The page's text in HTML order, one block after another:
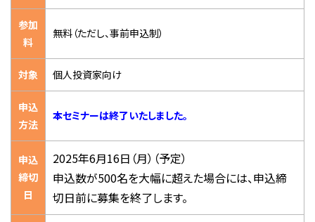
参加
料
無料（ただし、事前申込制）
対象 個人投資家向け
申込
方法
本セミナーは終了いたしました。
申込
締切
日
2025年6月16日（月）（予定）
申込数が500名を大幅に超えた場合には、申込締
切日前に募集を終了します。